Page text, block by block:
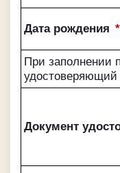
Дата рождения *
При заполнении
удостоверяющий
Документ